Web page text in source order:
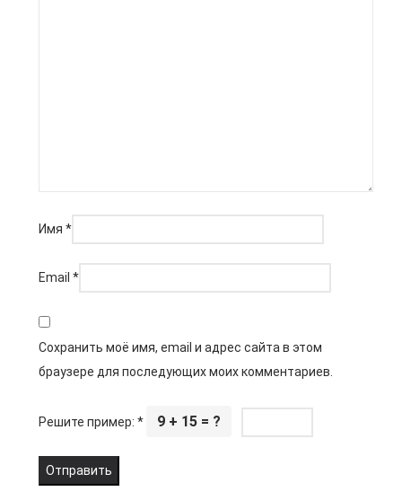
Имя *
Email *
Сохранить моё имя, email и адрес сайта в этом
браузере для последующих моих комментариев.
Решите пример: * 9 + 15 = ?